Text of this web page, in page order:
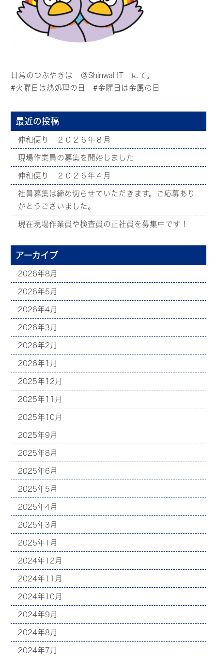
日常のつぶやきは ＠ShinwaHT にて。
#火曜日は熱処理の日 #金曜日は金属の日
最近の投稿
伸和便り ２０２６年８月
現場作業員の募集を開始しました
伸和便り ２０２６年４月
社員募集は締め切らせていただきます。ご応募あり
がとうございました。
現在現場作業員や検査員の正社員を募集中です！
アーカイブ
2026年8月
2026年5月
2026年4月
2026年3月
2026年2月
2026年1月
2025年12月
2025年11月
2025年10月
2025年9月
2025年8月
2025年6月
2025年5月
2025年4月
2025年3月
2025年1月
2024年12月
2024年11月
2024年10月
2024年9月
2024年8月
2024年7月